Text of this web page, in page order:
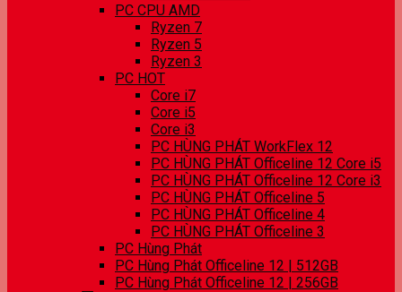
PC CPU AMD
Ryzen 7
Ryzen 5
Ryzen 3
PC HOT
Core i7
Core i5
Core i3
PC HÙNG PHÁT WorkFlex 12
PC HÙNG PHÁT Officeline 12 Core i5
PC HÙNG PHÁT Officeline 12 Core i3
PC HÙNG PHÁT Officeline 5
PC HÙNG PHÁT Officeline 4
PC HÙNG PHÁT Officeline 3
PC Hùng Phát
PC Hùng Phát Officeline 12 | 512GB
PC Hùng Phát Officeline 12 | 256GB